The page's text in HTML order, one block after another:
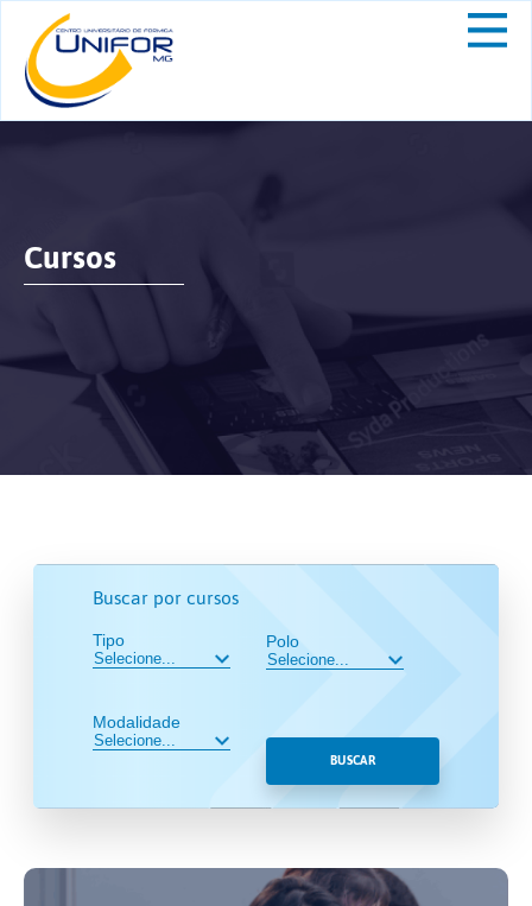
Cursos
Buscar por cursos
Tipo
Modalidade
Polo
BUSCAR